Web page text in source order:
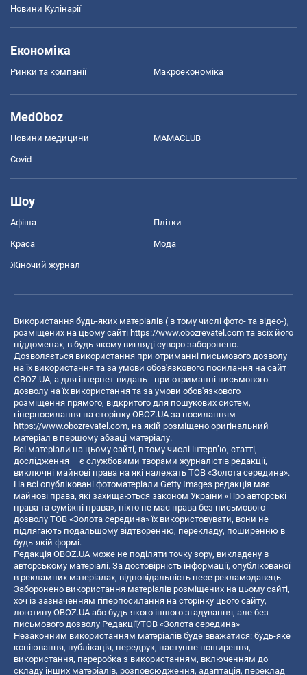
Новини Кулінарії
Економіка
Ринки та компанії Макроекономіка
MedOboz
Новини медицини MAMACLUB
Covid
Шоу
Афіша Плітки
Краса Мода
Жіночий журнал
Використання будь-яких матеріалів ( в тому числі фото- та відео-),
розміщених на цьому сайті https://www.obozrevatel.com та всіх його
піддоменах, в будь-якому вигляді суворо заборонено.
Дозволяється використання при отриманні письмового дозволу
на їх використання та за умови обов'язкового посилання на сайт
OBOZ.UA, а для інтернет-видань - при отриманні письмового
дозволу на їх використання та за умови обов'язкового
розміщення прямого, відкритого для пошукових систем,
гіперпосилання на сторінку OBOZ.UA за посиланням
https://www.obozrevatel.com, на якій розміщено оригінальний
матеріал в першому абзаці матеріалу.
Всі матеріали на цьому сайті, в тому числі інтерв’ю, статті,
дослідження – є службовими творами журналістів редакції,
виключні майнові права на які належать ТОВ «Золота середина».
На всі опубліковані фотоматеріали Getty Images редакція має
майнові права, які захищаються законом України «Про авторські
права та суміжні права», ніхто не має права без письмового
дозволу ТОВ «Золота середина» їх використовувати, вони не
підлягають подальшому відтворенню, перекладу, поширенню в
будь-якій формі.
Редакція OBOZ.UA може не поділяти точку зору, викладену в
авторському матеріалі. За достовірність інформації, опублікованої
в рекламних матеріалах, відповідальність несе рекламодавець.
Заборонено використання матеріалів розміщених на цьому сайті,
хоч із зазначенням гіперпосилання на сторінку цього сайту,
логотипу OBOZ.UA або будь-якого іншого згадування, але без
письмового дозволу Редакції/ТОВ «Золота середина»
Незаконним використанням матеріалів буде вважатися: будь-яке
копiювання, публiкацiя, передрук, наступне поширення,
використання, переробка з використанням, включенням до
складу інших матеріалів, розповсюдження, адаптація, переклад